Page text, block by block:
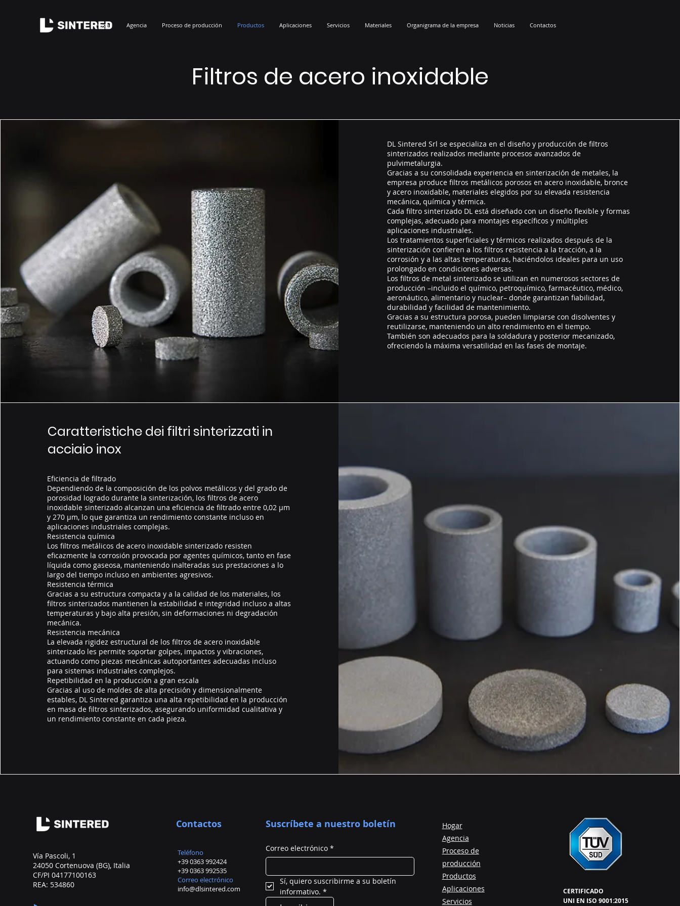
Hogar Agencia Proceso de producción Productos Aplicaciones Servicios Materiales Organigrama de la empresa Noticias Contactos
Filtros de acero inoxidable
DL Sintered Srl se especializa en el diseño y producción de filtros
sinterizados realizados mediante procesos avanzados de
pulvimetalurgia.
Gracias a su consolidada experiencia en sinterización de metales, la
empresa produce filtros metálicos porosos en acero inoxidable, bronce
y acero inoxidable, materiales elegidos por su elevada resistencia
mecánica, química y térmica.
Cada filtro sinterizado DL está diseñado con un diseño flexible y formas
complejas, adecuado para montajes específicos y múltiples
aplicaciones industriales.
Los tratamientos superficiales y térmicos realizados después de la
sinterización confieren a los filtros resistencia a la tracción, a la
corrosión y a las altas temperaturas, haciéndolos ideales para un uso
prolongado en condiciones adversas.
Los filtros de metal sinterizado se utilizan en numerosos sectores de
producción –incluido el químico, petroquímico, farmacéutico, médico,
aeronáutico, alimentario y nuclear– donde garantizan fiabilidad,
durabilidad y facilidad de mantenimiento.
Gracias a su estructura porosa, pueden limpiarse con disolventes y
reutilizarse, manteniendo un alto rendimiento en el tiempo.
También son adecuados para la soldadura y posterior mecanizado,
ofreciendo la máxima versatilidad en las fases de montaje.
Caratteristiche dei filtri sinterizzati in
acciaio inox
Eficiencia de filtrado
Dependiendo de la composición de los polvos metálicos y del grado de
porosidad logrado durante la sinterización, los filtros de acero
inoxidable sinterizado alcanzan una eficiencia de filtrado entre 0,02 μm
y 270 μm, lo que garantiza un rendimiento constante incluso en
aplicaciones industriales complejas.
Resistencia química
Los filtros metálicos de acero inoxidable sinterizado resisten
eficazmente la corrosión provocada por agentes químicos, tanto en fase
líquida como gaseosa, manteniendo inalteradas sus prestaciones a lo
largo del tiempo incluso en ambientes agresivos.
Resistencia térmica
Gracias a su estructura compacta y a la calidad de los materiales, los
filtros sinterizados mantienen la estabilidad e integridad incluso a altas
temperaturas y bajo alta presión, sin deformaciones ni degradación
mecánica.
Resistencia mecánica
La elevada rigidez estructural de los filtros de acero inoxidable
sinterizado les permite soportar golpes, impactos y vibraciones,
actuando como piezas mecánicas autoportantes adecuadas incluso
para sistemas industriales complejos.
Repetibilidad en la producción a gran escala
Gracias al uso de moldes de alta precisión y dimensionalmente
estables, DL Sintered garantiza una alta repetibilidad en la producción
en masa de filtros sinterizados, asegurando uniformidad cualitativa y
un rendimiento constante en cada pieza.
Vía Pascoli, 1
24050 Cortenuova (BG), Italia
CF/PI 04177100163
REA: 534860
Contactos
Teléfono
+39 0363 992424
+39 0363 992535
Correo electrónico
info@dlsintered.com
Suscríbete a nuestro boletín
Correo electrónico *
Sí, quiero suscribirme a su boletín
informativo. *
Hogar
Agencia
Proceso de
producción
Productos
Aplicaciones
Servicios
CERTIFICADO
UNI EN ISO 9001:2015